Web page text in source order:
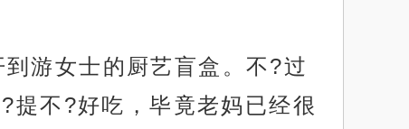
游女士的厨艺盲盒。不?过
提不?好吃，毕竟老妈已经很